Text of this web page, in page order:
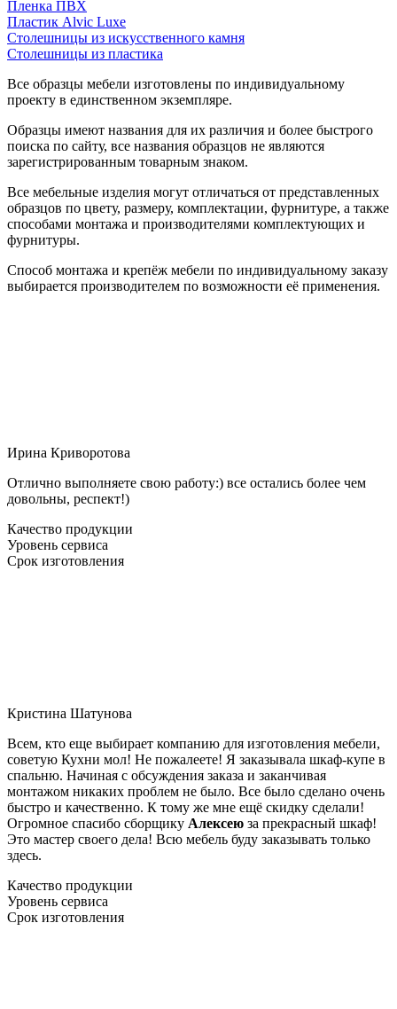
Пленка ПВХ
Пластик Alvic Luxe
Столешницы из искусственного камня
Столешницы из пластика
Все образцы мебели изготовлены по индивидуальному
проекту в единственном экземпляре.
Образцы имеют названия для их различия и более быстрого
поиска по сайту, все названия образцов не являются
зарегистрированным товарным знаком.
Все мебельные изделия могут отличаться от представленных
образцов по цвету, размеру, комплектации, фурнитуре, а также
способами монтажа и производителями комплектующих и
фурнитуры.
Способ монтажа и крепёж мебели по индивидуальному заказу
выбирается производителем по возможности её применения.
Ирина Криворотова
Отлично выполняете свою работу:) все остались более чем
довольны, респект!)
Качество продукции
Уровень сервиса
Срок изготовления
Кристина Шатунова
Всем, кто еще выбирает компанию для изготовления мебели,
советую Кухни мол! Не пожалеете! Я заказывала шкаф-купе в
спальню. Начиная с обсуждения заказа и заканчивая
монтажом никаких проблем не было. Все было сделано очень
быстро и качественно. К тому же мне ещё скидку сделали!
Огромное спасибо сборщику Алексею за прекрасный шкаф!
Это мастер своего дела! Всю мебель буду заказывать только
здесь.
Качество продукции
Уровень сервиса
Срок изготовления